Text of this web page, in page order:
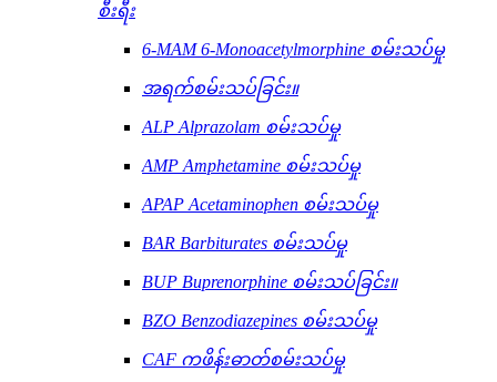
စီးရီး
6-MAM 6-Monoacetylmorphine စမ်းသပ်မှု
အရက်စမ်းသပ်ခြင်း။
ALP Alprazolam စမ်းသပ်မှု
AMP Amphetamine စမ်းသပ်မှု
APAP Acetaminophen စမ်းသပ်မှု
BAR Barbiturates စမ်းသပ်မှု
BUP Buprenorphine စမ်းသပ်ခြင်း။
BZO Benzodiazepines စမ်းသပ်မှု
CAF ကဖိန်းဓာတ်စမ်းသပ်မှု